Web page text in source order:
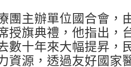
團主辦單位國合會，
授旗典禮，他指出，
數十年來大幅提昇，
資源，透過友好國家